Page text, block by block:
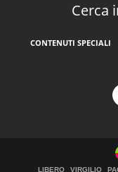
Cerca
CONTENUTI SPECIALI
LIBERO VIRGILIO